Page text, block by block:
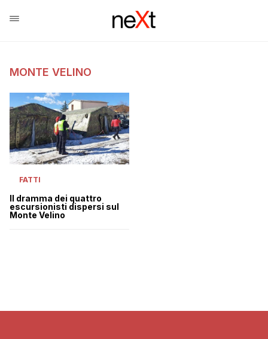
MONTE VELINO
FATTI
Il dramma dei quattro
escursionisti dispersi sul
Monte Velino